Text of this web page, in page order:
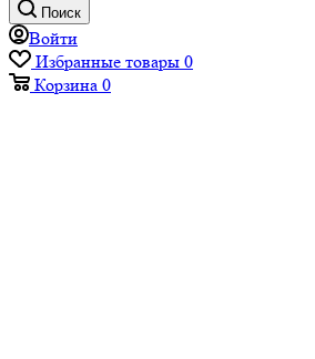
Поиск
Войти
Избранные товары 0
Корзина 0